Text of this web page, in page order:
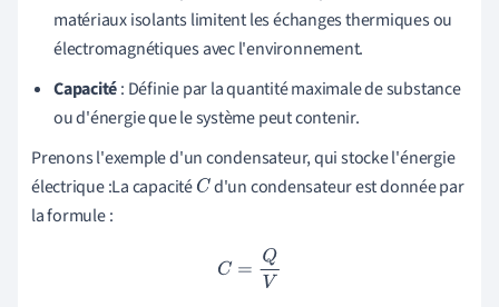
matériaux isolants limitent les échanges thermiques ou
électromagnétiques avec l'environnement.
Capacité: Définie par la quantité maximale de substance
ou d'énergie que le système peut contenir.
Prenons l'exemple d'un condensateur, qui stocke l'énergie
électrique :La capacitéC d'un condensateur est donnée par
la formule :
C=QV